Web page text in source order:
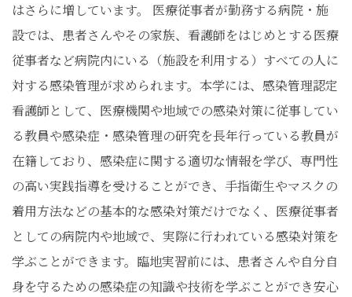
はさらに増しています。 医療従事者が勤務する病院・施
設では、患者さんやその家族、看護師をはじめとする医療
従事者など病院内にいる（施設を利用する）すべての人に
対する感染管理が求められます。本学には、感染管理認定
看護師として、医療機関や地域での感染対策に従事してい
る教員や感染症・感染管理の研究を長年行っている教員が
在籍しており、感染症に関する適切な情報を学び、専門性
の高い実践指導を受けることができ、手指衛生やマスクの
着用方法などの基本的な感染対策だけでなく、医療従事者
としての病院内や地域で、実際に行われている感染対策を
学ぶことができます。臨地実習前には、患者さんや自分自
身を守るための感染症の知識や技術を学ぶことができ安心